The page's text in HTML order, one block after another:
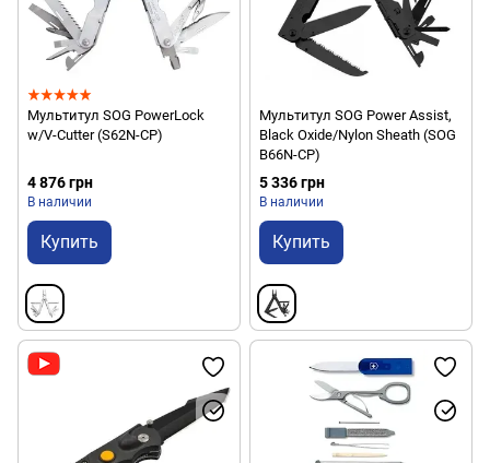
Мультитул SOG PowerLock
w/V-Cutter (S62N-CP)
4 876 грн
В наличии
Купить
Мультитул SOG Power Assist,
Black Oxide/Nylon Sheath (SOG
B66N-CP)
5 336 грн
В наличии
Купить